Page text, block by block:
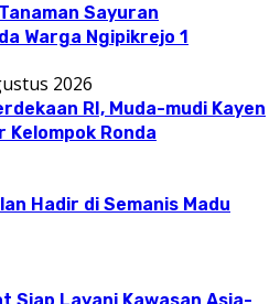
Sayuran
Warga Ngipikrejo 1
2026
RI, Muda-mudi Kayen
Kelompok Ronda
Hadir di Semanis Madu